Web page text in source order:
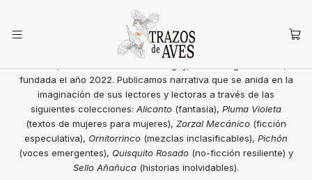
SOBRE NOSOTRES
Trazos de Aves es una micro-editorial chilena, independiente y
fundada el año 2022. Publicamos narrativa que se anida en la
imaginación de sus lectores y lectoras a través de las
siguientes colecciones: Alicanto (fantasía), Pluma Violeta
(textos de mujeres para mujeres), Zorzal Mecánico (ficción
especulativa), Ornitorrinco (mezclas inclasificables), Pichón
(voces emergentes), Quisquito Rosado (no-ficción resiliente) y
Sello Añañuca (historias inolvidables).